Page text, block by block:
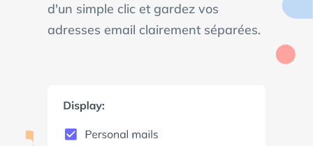
d'un simple clic et gardez vos
adresses email clairement séparées.